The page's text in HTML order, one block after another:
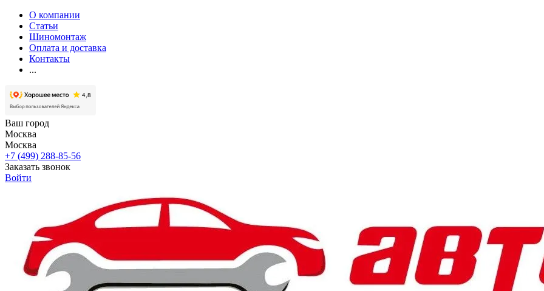
О компании
Статьи
Шиномонтаж
Оплата и доставка
Контакты
...
Ваш город
Москва
Москва
+7 (499) 288-85-56
Заказать звонок
Войти